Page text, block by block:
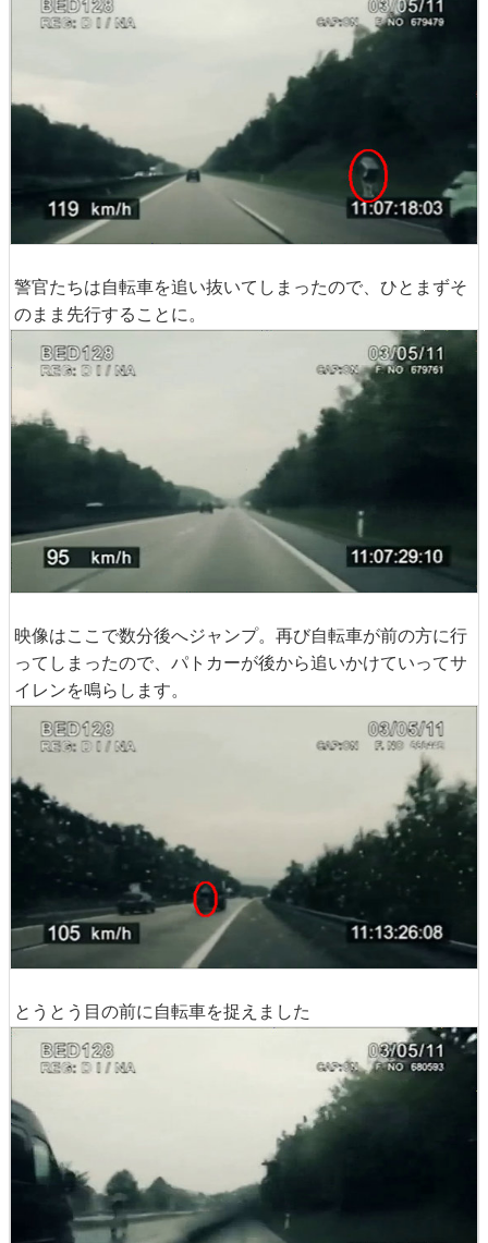
警官たちは自転車を追い抜いてしまったので、ひとまずそ
のまま先行することに。
映像はここで数分後へジャンプ。再び自転車が前の方に行
ってしまったので、パトカーが後から追いかけていってサ
イレンを鳴らします。
とうとう目の前に自転車を捉えました